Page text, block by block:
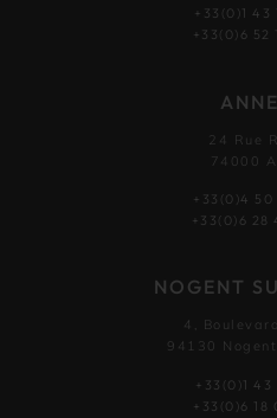
+33(0)1 43
+33(0)6 52
24 Rue
74000
+33(0)4 50
+33(0)6 28
NOGENT
4,
94130
+33(0)1 43
+33(0)6 18